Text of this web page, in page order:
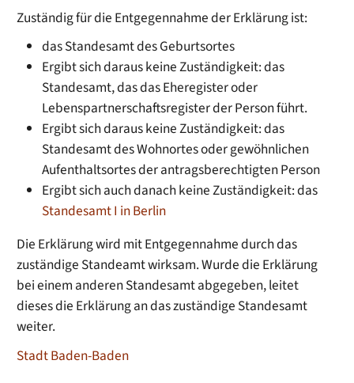
Zuständig für die Entgegennahme der Erklärung ist:
das Standesamt des Geburtsortes
Ergibt sich daraus keine Zuständigkeit: das
Standesamt, das das Eheregister oder
Lebenspartnerschaftsregister der Person führt.
Ergibt sich daraus keine Zuständigkeit: das
Standesamt des Wohnortes oder gewöhnlichen
Aufenthaltsortes der antragsberechtigten Person
Ergibt sich auch danach keine Zuständigkeit: das
Standesamt I in Berlin
Die Erklärung wird mit Entgegennahme durch das
zuständige Standeamt wirksam. Wurde die Erklärung
bei einem anderen Standesamt abgegeben, leitet
dieses die Erklärung an das zuständige Standesamt
weiter.
Stadt Baden-Baden